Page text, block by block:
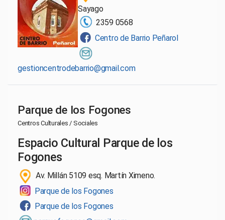
Sayago
2359 0568
Centro de Barrio Peñarol
gestioncentrodebarrio@gmail.com
Parque de los Fogones
Centros Culturales / Sociales
Espacio Cultural Parque de los
Fogones
Av. Millán 5109 esq. Martín Ximeno.
Parque de los Fogones
Parque de los Fogones